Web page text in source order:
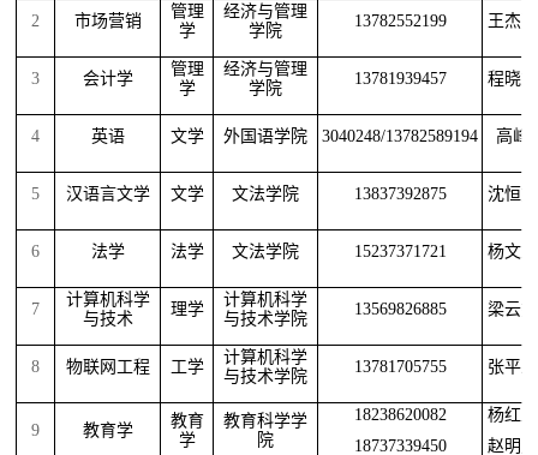
2 市场营销
管理
学
经济与管理
学院
13782552199 王杰芳
3 会计学
管理
学
经济与管理
学院
13781939457 程晓娟
4 英语 文学 外国语学院 3040248/13782589194 高峰
5 汉语言文学 文学 文法学院 13837392875 沈恒娟
6 法学 法学 文法学院 15237371721 杨文义
7
计算机科学
与技术
理学
计算机科学
与技术学院
13569826885 梁云娟
8 物联网工程 工学
计算机科学
与技术学院
13781705755 张平川
9 教育学
教育
学
教育科学学
院
18238620082
18737339450
杨红昱
赵明月